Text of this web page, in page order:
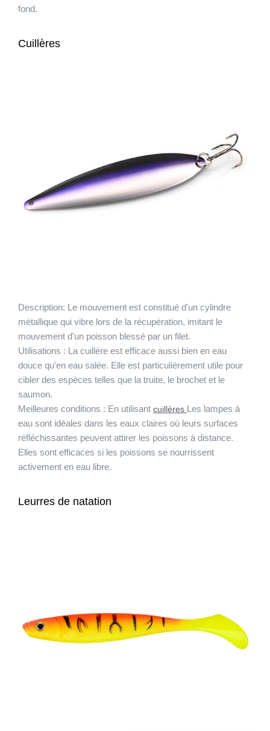
fond.
Cuillères
Description: Le mouvement est constitué d'un cylindre
métallique qui vibre lors de la récupération, imitant le
mouvement d'un poisson blessé par un filet.
Utilisations : La cuillère est efficace aussi bien en eau
douce qu'en eau salée. Elle est particulièrement utile pour
cibler des espèces telles que la truite, le brochet et le
saumon.
Meilleures conditions : En utilisant cuillères Les lampes à
eau sont idéales dans les eaux claires où leurs surfaces
réfléchissantes peuvent attirer les poissons à distance.
Elles sont efficaces si les poissons se nourrissent
activement en eau libre.
Leurres de natation